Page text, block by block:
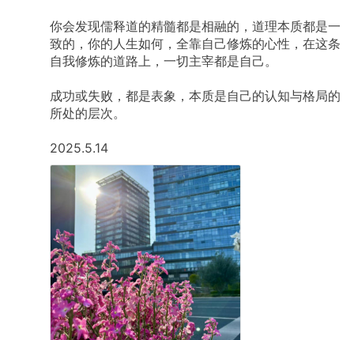
你会发现儒释道的精髓都是相融的，道理本质都是一
致的，你的人生如何，全靠自己修炼的心性，在这条
自我修炼的道路上，一切主宰都是自己。
成功或失败，都是表象，本质是自己的认知与格局的
所处的层次。
2025.5.14